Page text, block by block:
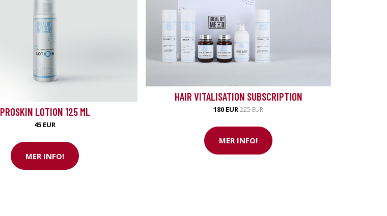
PROSKIN LOTION 125 ML
45 EUR
MER INFO!
HAIR VITALISATION SUBSCRIPTION
180 EUR225 EUR
MER INFO!